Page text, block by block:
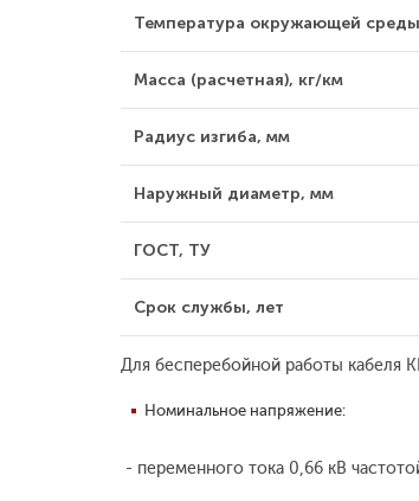
Температура окружающей
Масса (расчетная), кг/км
Радиус изгиба, мм
Наружный диаметр, мм
ГОСТ, ТУ
Срок службы, лет
Для бесперебойной работы кабеля
Номинальное напряжение:
- переменного тока 0,66 кВ